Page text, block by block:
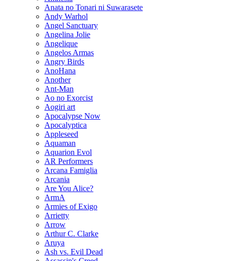
Anata no Tonari ni Suwarasete
Andy Warhol
Angel Sanctuary
Angelina Jolie
Angelique
Angelos Armas
Angry Birds
AnoHana
Another
Ant-Man
Ao no Exorcist
Aogiri art
Apocalypse Now
Apocalyptica
Appleseed
Aquaman
Aquarion Evol
AR Performers
Arcana Famiglia
Arcania
Are You Alice?
ArmA
Armies of Exigo
Arrietty
Arrow
Arthur C. Clarke
Aruya
Ash vs. Evil Dead